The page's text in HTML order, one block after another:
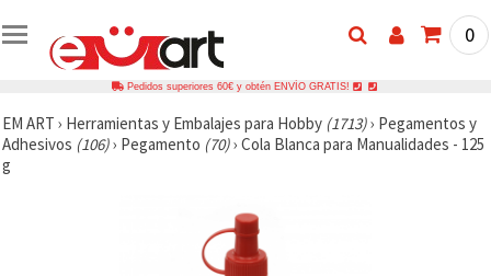
0
Pedidos superiores 60€ y obtén ENVÍO GRATIS!
EM ART › Herramientas y Embalajes para Hobby (1713)› Pegamentos y
Adhesivos (106)› Pegamento (70)› Cola Blanca para Manualidades - 125
g